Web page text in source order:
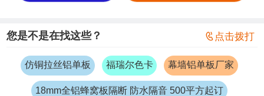
您是不是在找这些？  点击拨打
仿铜拉丝铝单板 福瑞尔色卡 幕墙铝单板厂家
18mm全铝蜂窝板隔断 防水隔音 500平方起订